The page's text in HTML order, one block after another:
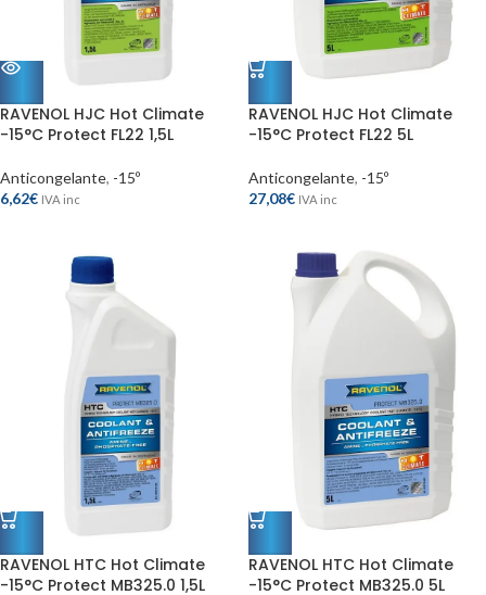
RAVENOL HJC Hot Climate
-15°C Protect FL22 1,5L
Anticongelante, -15º
6,62€ IVA inc
RAVENOL HJC Hot Climate
-15°C Protect FL22 5L
Anticongelante, -15º
27,08€ IVA inc
RAVENOL HTC Hot Climate
-15°C Protect MB325.0 1,5L
RAVENOL HTC Hot Climate
-15°C Protect MB325.0 5L